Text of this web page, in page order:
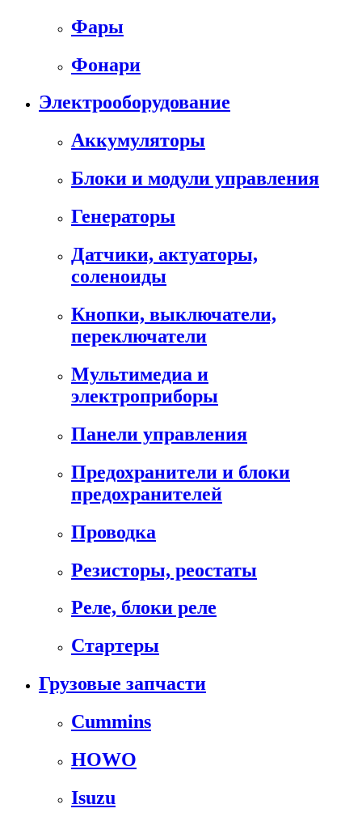
Фары
Фонари
Электрооборудование
Аккумуляторы
Блоки и модули управления
Генераторы
Датчики, актуаторы,
соленоиды
Кнопки, выключатели,
переключатели
Мультимедиа и
электроприборы
Панели управления
Предохранители и блоки
предохранителей
Проводка
Резисторы, реостаты
Реле, блоки реле
Стартеры
Грузовые запчасти
Cummins
HOWO
Isuzu